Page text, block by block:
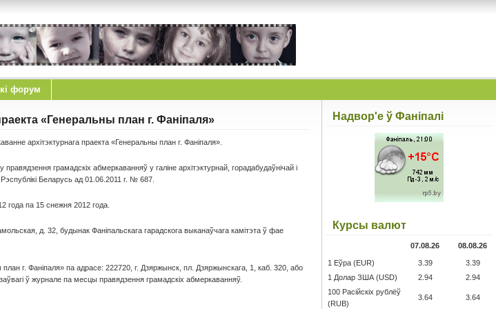
форум
«Генеральны план г. Фаніпаля»
архітэктурнага праекта «Генеральны план г. Фаніпаля».
грамадскіх абмеркаванняў у галіне архітэктурнай, горадабудаўнічай і
Беларусь ад 01.06.2011 г. № 687.
года па 15 снежня 2012 года.
д. 32, будынак Фаніпальскага гарадскога выканаўчага камітэта ў фае
г. Фаніпаля» па адрасе: 222720, г. Дзяржынск, пл. Дзяржынскага, 1, каб. 320, або
ў журнале па месцы правядзення грамадскіх абмеркаванняў.
Надвор'е ў Фаніпалі
Курсы валют
07.08.26 08.08.26
1 Еўра (EUR) 3.39
3.39
1 Долар ЗША (USD)
2.94
2.94
100 Расійскіх рублёў
(RUB)
3.64 3.64